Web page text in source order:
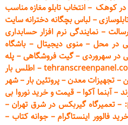
در کوهک–انتخاب تابلو مغازه مناسب
– لباس بچگانه دخترانه سایت
– نمایندگی نرم افزار حسابداری
در محل–منوی دیجیتال – باشگاه
در سهروردی–گیت فروشگاهی – پله
–اطلس بار
– تجهیزات معدن–پروتئین بار–شهر
–آبنما آکوا – قیمت و خرید نوروا بی
– تعمیرگاه گیربکس در شرق تهران–
فالوور اینستاگرام–جوانه کتاب –